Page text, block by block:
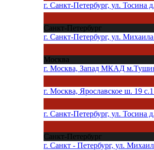
г. Санкт-Петербург, ул. Тосина
Санкт-Петербург
г. Санкт-Петербург, ул.
Москва
г. Москва, Запад МКАД
г. Москва, Ярославское ш. 19
г. Санкт-Петербург, ул. Тосина
Санкт-Петербург
г. Санкт - Петербург, ул.